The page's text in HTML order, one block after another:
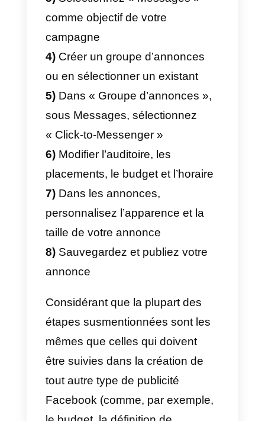
Comment créer une
annonce sponsorisée
Facebook conduisant
un utilisateur à chatter
avec la page via
Messenger?
Voici un récapitulatif des étapes
que vous pouvez suivre pour
créer une annonce portant sur le
début d’un chat Messenger:
1)Accédez au Gestionnaire
d’annonces dans Facebook
Business Manager
2)Créez une nouvelle campagne